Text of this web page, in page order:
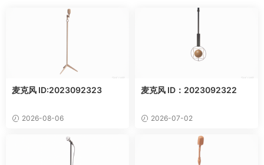
麦克风 ID:2023092323
2026-08-06
麦克风 ID：2023092322
2026-07-02